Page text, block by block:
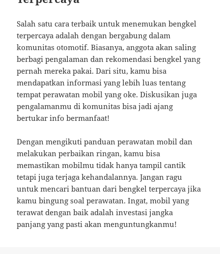
Salah satu cara terbaik untuk menemukan bengkel
terpercaya adalah dengan bergabung dalam
komunitas otomotif. Biasanya, anggota akan saling
berbagi pengalaman dan rekomendasi bengkel yang
pernah mereka pakai. Dari situ, kamu bisa
mendapatkan informasi yang lebih luas tentang
tempat perawatan mobil yang oke. Diskusikan juga
pengalamanmu di komunitas bisa jadi ajang
bertukar info bermanfaat!
Dengan mengikuti panduan perawatan mobil dan
melakukan perbaikan ringan, kamu bisa
memastikan mobilmu tidak hanya tampil cantik
tetapi juga terjaga kehandalannya. Jangan ragu
untuk mencari bantuan dari bengkel terpercaya jika
kamu bingung soal perawatan. Ingat, mobil yang
terawat dengan baik adalah investasi jangka
panjang yang pasti akan menguntungkanmu!